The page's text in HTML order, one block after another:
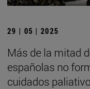
29 | 05 | 2025
Más de la mitad
españolas no
cuidados